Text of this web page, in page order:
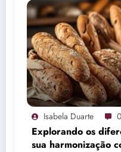
Isabela Duarte 0
Explorando os
sua harmonização